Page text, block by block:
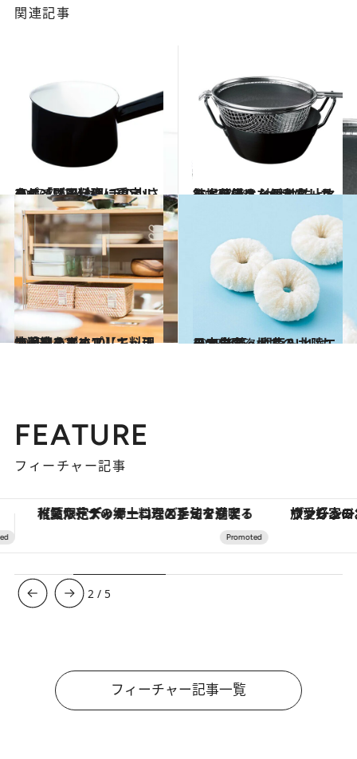
関連記事
2017.7.12
あの「野田琺瑯」のミルクパンは 14センチの小さめサイズで料理に重宝
ライフスタイル 2017.7.18
有本葉子さんが考案した鉄揚げ鍋は 油はね防止ネットを備えた便利な一品
ライフスタイル
2015.12.29
快適度をアップして料理上手をめざす！【キッチン収納まとめ10】
ライフスタイル 2015.4.25
日本全国、地方のいいもの大集合 ～関東＆北陸エリア 後篇～
ライフスタイル
FEATURE
フィーチャー記事
ヴァシュロン・コンスタンタン「オーヴァーシーズ・オートマティック」。旅愛好家のお気に入りコレクションから、ジェンダーレスな新作が登場 【銀座で出合う最旬美容】美髪ケアや上質
3 / 5
フィーチャー記事一覧